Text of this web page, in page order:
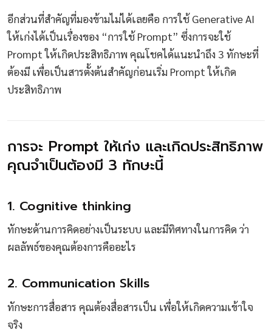
อีกส่วนที่สำคัญที่มองข้ามไม่ได้เลยคือ การใช้ Generative AI
ให้เก่งได้เป็นเรื่องของ “การใช้ Prompt” ซึ่งการจะใช้
Prompt ให้เกิดประสิทธิภาพ คุณโชคได้แนะนำถึง 3 ทักษะที่
ต้องมี เพื่อเป็นสารตั้งต้นสำคัญก่อนเริ่ม Prompt ให้เกิด
ประสิทธิภาพ
การจะ Prompt ให้เก่ง และเกิดประสิทธิภาพ
คุณจำเป็นต้องมี 3 ทักษะนี้
1. Cognitive thinking
ทักษะด้านการคิดอย่างเป็นระบบ และมีทิศทางในการคิด ว่า
ผลลัพธ์ของคุณต้องการคืออะไร
2. Communication Skills
ทักษะการสื่อสาร คุณต้องสื่อสารเป็น เพื่อให้เกิดความเข้าใจ
จริง